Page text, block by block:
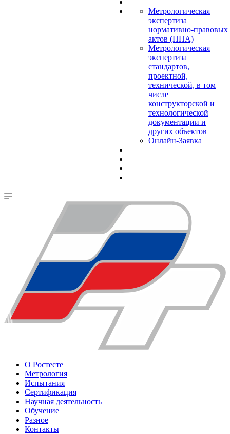
Метрологическая
экспертиза
нормативно-правовых
актов (НПА)
Метрологическая
экспертиза
стандартов,
проектной,
технической, в том
числе
конструкторской и
технологической
документации и
других объектов
Онлайн-Заявка
О Ростесте
Метрология
Испытания
Сертификация
Научная деятельность
Обучение
Разное
Контакты